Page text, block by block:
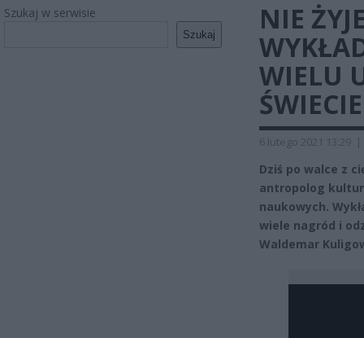
Szukaj w serwisie
Szukaj
NIE
WIELU
ŚWIECIE
6 lutego 2021 13:29 |
Dziś po walce z
antropolog
naukowych.
wiele nagród i
Waldemar